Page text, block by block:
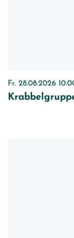
Fr. 28.08.2026